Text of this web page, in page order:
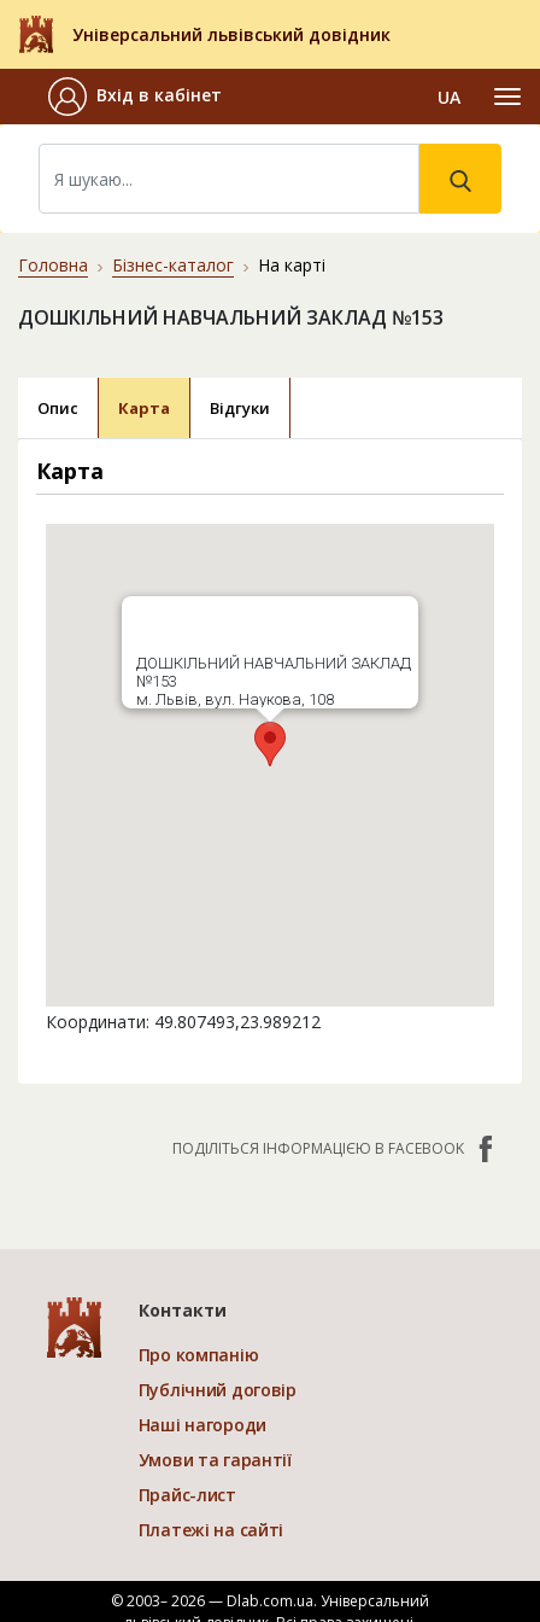
Універсальний львівський довідник
Вхід в кабінет UA
Головна Бізнес-каталог На карті
ДОШКІЛЬНИЙ НАВЧАЛЬНИЙ ЗАКЛАД №153
Опис Карта Відгуки
Карта
ДОШКІЛЬНИЙ НАВЧАЛЬНИЙ ЗАКЛАД
№153
м. Львів, вул. Наукова, 108
Координати: 49.807493,23.989212
ПОДІЛІТЬСЯ ІНФОРМАЦІЄЮ В FACEBOOK
Контакти
Про компанію
Публічний договір
Наші нагороди
Умови та гарантії
Прайс-лист
Платежі на сайті
© 2003– 2026 — Dlab.com.ua. Універсальний